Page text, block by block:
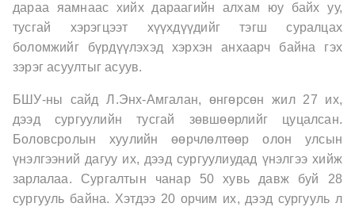
дараа яамнаас хийх дараагийн алхам юу байх уу,
тусгай хэрэгцээт хүүхдүүдийг тэгш суралцах
боломжийг бүрдүүлэхэд хэрхэн анхаарч байна гэх
зэрэг асуултыг асуув.
БШУ-ны сайд Л.Энх-Амгалан, өнгөрсөн жил 27 их,
дээд сургуулийн тусгай зөвшөөрлийг цуцалсан.
Боловсролын хуулийн өөрчлөлтөөр олон улсын
үнэлгээний дагуу их, дээд сургуулиудад үнэлгээ хийж
зарлалаа. Сургалтын чанар 50 хувь давж буй 28
сургууль байна. Хэтдээ 20 орчим их, дээд сургууль л